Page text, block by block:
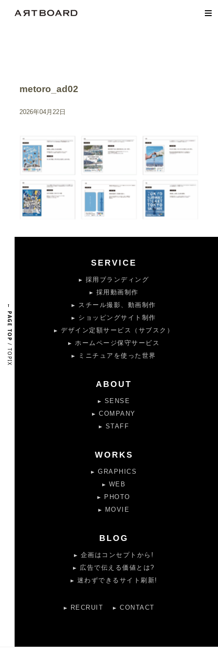
metoro_ad02
2026年04月22日
← PAGE TOP
/ TOPIX
SERVICE
採用ブランディング
採用動画制作
スチール撮影、動画制作
ショッピングサイト制作
デザイン定額サービス（サブスク）
ホームページ保守サービス
ミニチュアを使った世界
ABOUT
SENSE
COMPANY
STAFF
WORKS
GRAPHICS
WEB
PHOTO
MOVIE
BLOG
企画はコンセプトから!
広告で伝える価値とは?
迷わずできるサイト刷新!
RECRUIT CONTACT